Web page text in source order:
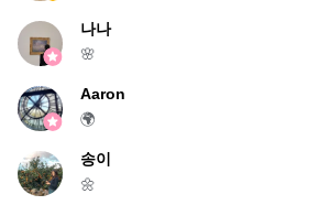
나나
🌸
Aaron
🌍
송이
🌼